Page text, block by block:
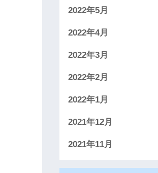
2022年5月
2022年4月
2022年3月
2022年2月
2022年1月
2021年12月
2021年11月